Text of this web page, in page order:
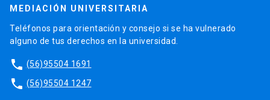
MEDIACIÓN UNIVERSITARIA
Teléfonos para orientación y consejo si se ha vulnerado
alguno de tus derechos en la universidad.
phone (56)95504 1691
phone (56)95504 1247